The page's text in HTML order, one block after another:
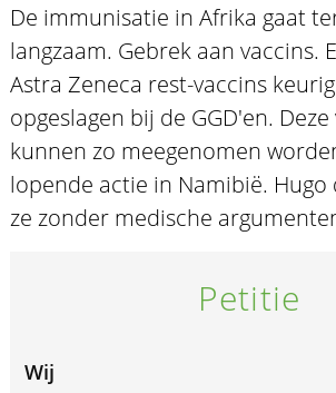
De immunisatie in Afrika gaat
langzaam. Gebrek aan vaccins.
Astra Zeneca rest-vaccins
opgeslagen bij de GGD'en.
kunnen zo meegenomen
lopende actie in Namibië. Hugo
ze zonder medische
Petitie
Wij